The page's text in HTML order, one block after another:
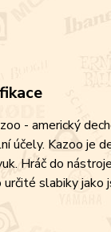
- americký
účely. Kazoo je
Hráč do
slabiky